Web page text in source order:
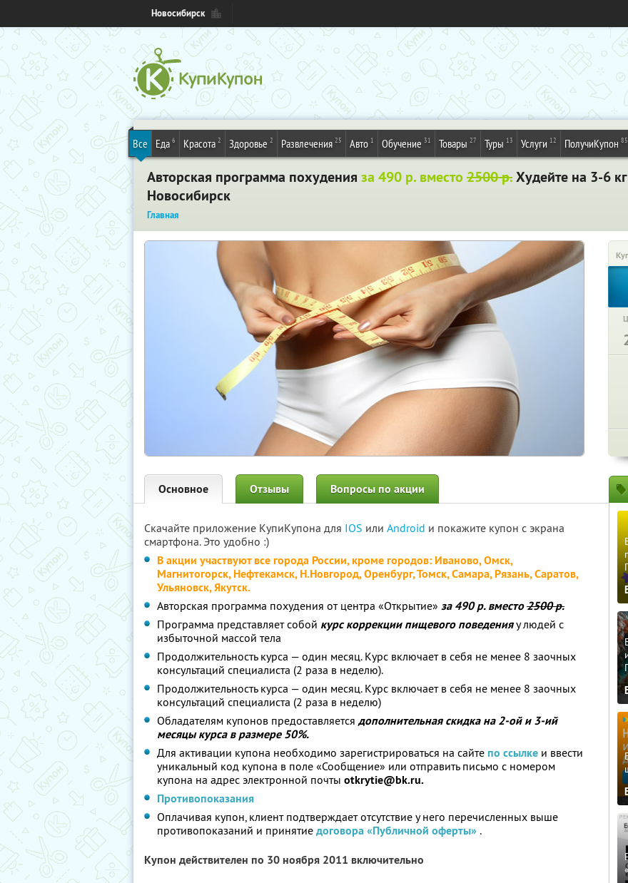
Новосибирск
Все Еда 6 Красота 2 Здоровье 2 Развлечения 25 Авто 1 Обучение 31 Товары 27 Туры 13 Услуги 12 ПолучиКупон 85
Авторская программа похудения за 490 р. вместо 2500 р.Худейте на 3-6
Новосибирск
Главная
Основное Отзывы Вопросы по акции
Скачайте приложение КупиКупона для IOS или Android и покажите купон с экрана
смартфона. Это удобно :)
В акции участвуют все города России, кроме городов: Иваново, Омск,
Магнитогорск, Нефтекамск, Н.Новгород, Оренбург, Томск, Самара, Рязань, Саратов,
Ульяновск, Якутск.
Авторская программа похудения от центра «Открытие» за 490 р. вместо2500 р.
Программа представляет собой курс коррекции пищевого поведенияу людей с
избыточной массой тела
Продолжительность курса — один месяц. Курс включает в себя не менее 8 заочных
консультаций специалиста (2 раза в неделю).
Продолжительность курса — один месяц. Курс включает в себя не менее 8 заочных
консультаций специалиста (2 раза в неделю)
Обладателям купонов предоставляется дополнительная скидка на 2-ой и 3-ий
месяцы курса в размере 50%.
Для активации купона необходимо зарегистрироваться на сайте по ссылке и ввести
уникальный код купона в поле «Сообщение» или отправить письмо с номером
купона на адрес электронной почты otkrytie@bk.ru.
Противопоказания
Оплачивая купон, клиент подтверждает отсутствие у него перечисленных выше
противопоказаний и принятие договора «Публичной оферты» .
Купон действителен по 30 ноября 2011 включительно